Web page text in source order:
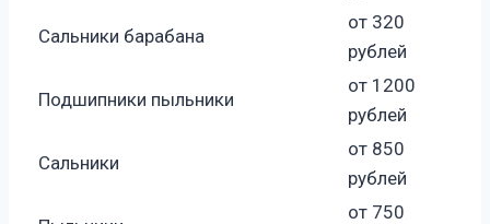
Сальники барабана
от 320
рублей
Подшипники пыльники
от 1200
рублей
Сальники
от 850
рублей
от 750